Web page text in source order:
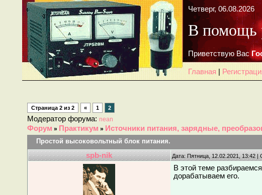
Четверг, 06.08.2026
В помощь
Приветствую Вас
Главная
Страница 2из 2 « 1 2
Модератор форума: nean
Форум » Практикум » Источники питания, зарядные,
Простой высоковольтный блок питания.
spb-nik Дата: Пятница, 12.02.2021, 13:42
В этой теме
дорабатываем его.